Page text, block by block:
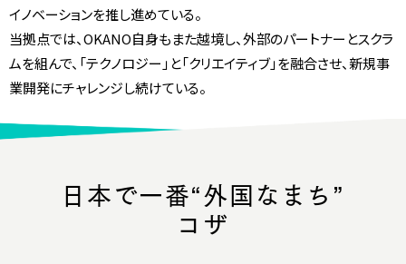
イノベーションを推し進めている。
当拠点では、OKANO自身もまた越境し、外部のパートナーとスクラ
ムを組んで、「テクノロジー」と「クリエイティブ」を融合させ、新規事
業開発にチャレンジし続けている。
日本で一番“外国なまち”
コザ